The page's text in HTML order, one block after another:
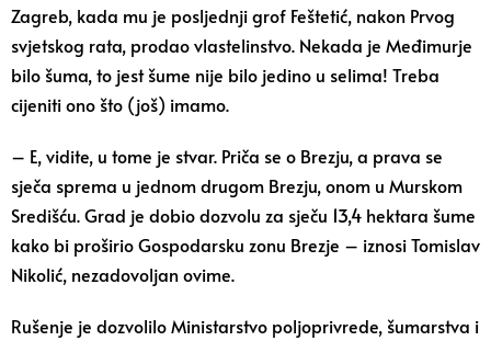
Zagreb, kada mu je posljednji grof Feštetić, nakon Prvog
svjetskog rata, prodao vlastelinstvo. Nekada je Međimurje
bilo šuma, to jest šume nije bilo jedino u selima! Treba
cijeniti ono što (još) imamo.
– E, vidite, u tome je stvar. Priča se o Brezju, a prava se
sječa sprema u jednom drugom Brezju, onom u Murskom
Središću. Grad je dobio dozvolu za sječu 13,4 hektara šume
kako bi proširio Gospodarsku zonu Brezje – iznosi Tomislav
Nikolić, nezadovoljan ovime.
Rušenje je dozvolilo Ministarstvo poljoprivrede, šumarstva i